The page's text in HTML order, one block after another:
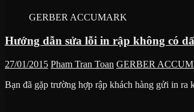
GERBER ACCUMARK
Hướng dẫn sửa lỗi in rập không có
27/01/2015 Pham Tran Toan GERBER
Bạn đã gặp trường hợp rập khách hàng gửi in ra